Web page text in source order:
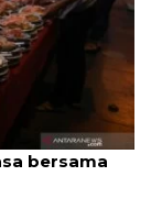
bersama